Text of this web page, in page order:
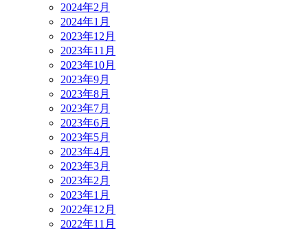
2024年2月
2024年1月
2023年12月
2023年11月
2023年10月
2023年9月
2023年8月
2023年7月
2023年6月
2023年5月
2023年4月
2023年3月
2023年2月
2023年1月
2022年12月
2022年11月